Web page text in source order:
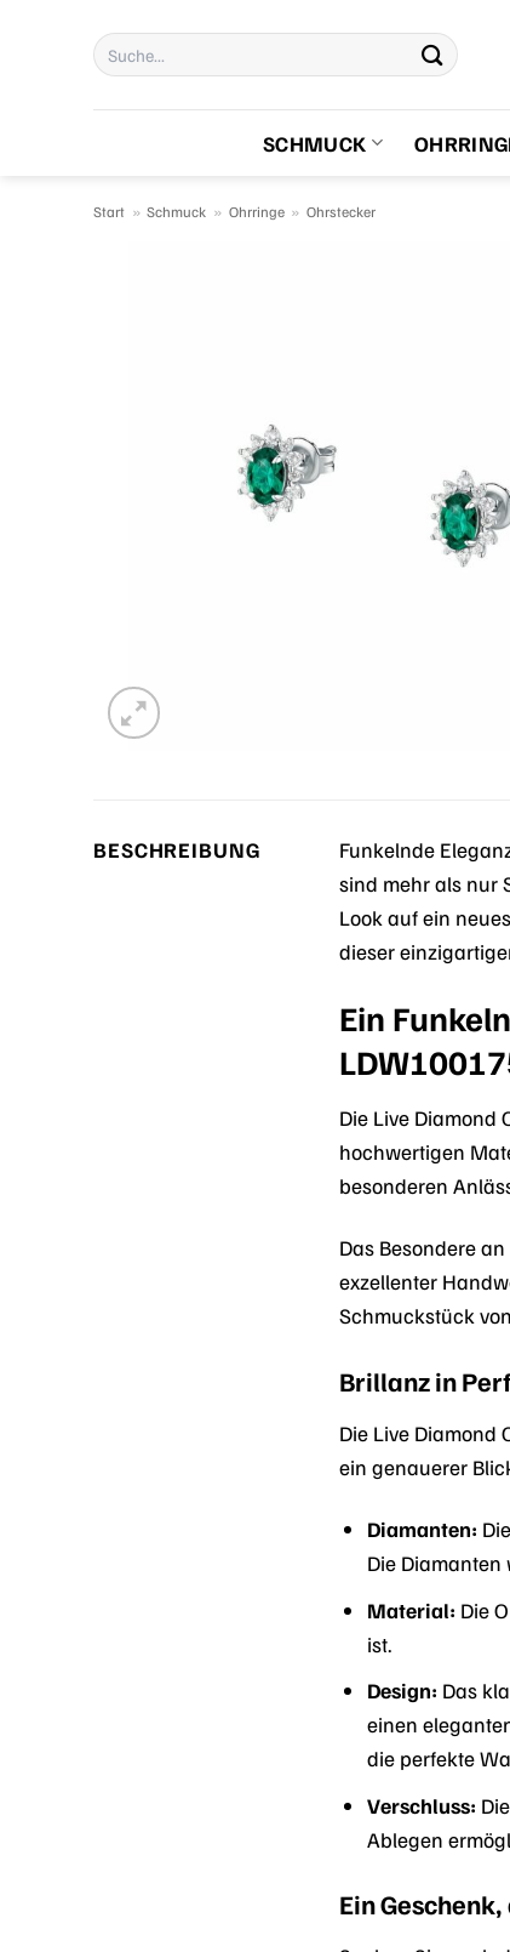
Suchen
nach:
SCHMUCK
Start » Schmuck » Ohrringe » Ohrstecker
BESCHREIBUNG Funkelnde
sind mehr als nur
Look auf ein
dieser
Ein
Die Live
hochwertigen
besonderen
Das Besondere
exzellenter
Schmuckstück
Brillanz in
Die Live
ein genauerer
Diamanten:
Die
Material: Die
ist.
Design: Das
einen
die perfekte
Verschluss:
Ablegen
Ein